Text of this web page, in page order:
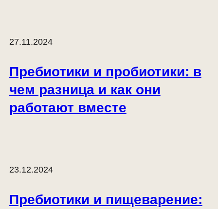
27.11.2024
Пребиотики и пробиотики: в
чем разница и как они
работают вместе
23.12.2024
Пребиотики и пищеварение: